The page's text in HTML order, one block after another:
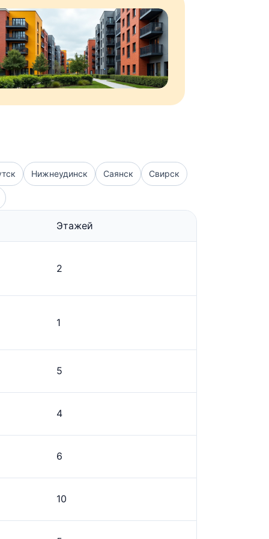
Нижнеудинск Саянск Свирск
Этажей
2
1
5
4
6
10